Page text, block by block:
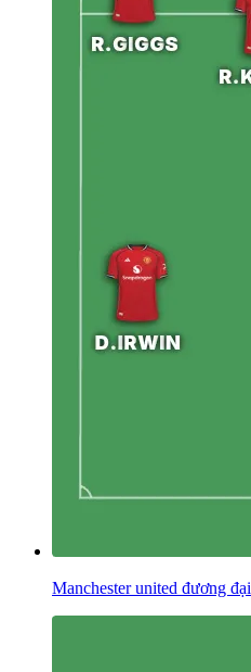
Manchester united đương đại